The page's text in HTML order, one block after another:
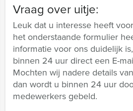
Vraag over uitje:
Leuk dat u interesse heeft
het onderstaande formulier
informatie voor ons duidelijk
binnen 24 uur direct een E-
Mochten wij nadere details
dan wordt u binnen 24 uur
medewerkers gebeld.